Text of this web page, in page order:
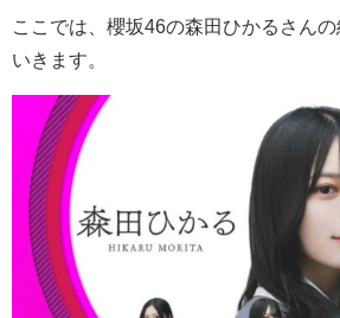
ここでは、櫻坂46の森田ひかるさん
いきます。